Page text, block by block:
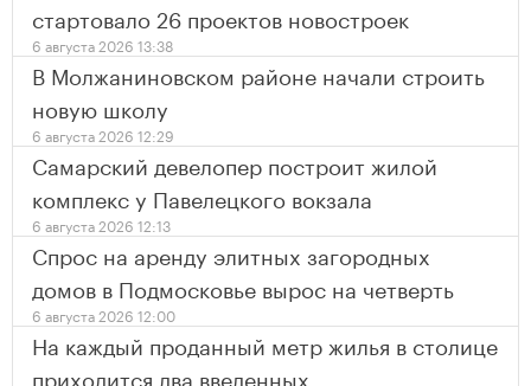
стартовало 26 проектов новостроек
6 августа 2026 13:38
В Молжаниновском районе начали строить
новую школу
6 августа 2026 12:29
Самарский девелопер построит жилой
комплекс у Павелецкого вокзала
6 августа 2026 12:13
Спрос на аренду элитных загородных
домов в Подмосковье вырос на четверть
6 августа 2026 12:00
На каждый проданный метр жилья в столице
приходится два введенных